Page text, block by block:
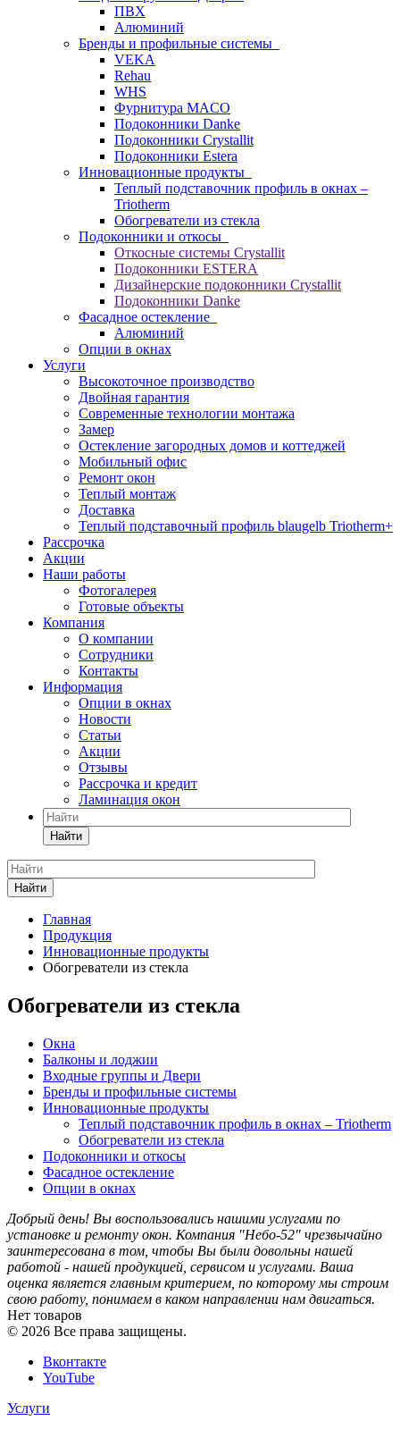
ПВХ
Алюминий
Бренды и профильные системы
VEKA
Rehau
WHS
Фурнитура MACO
Подоконники Danke
Подоконники Crystallit
Подоконники Estera
Инновационные продукты
Теплый подставочник профиль в окнах –
Triotherm
Обогреватели из стекла
Подоконники и откосы
Откосные системы Crystallit
Подоконники ESTERA
Дизайнерские подоконники Crystallit
Подоконники Danke
Фасадное остекление
Алюминий
Опции в окнах
Услуги
Высокоточное производство
Двойная гарантия
Современные технологии монтажа
Замер
Остекление загородных домов и коттеджей
Мобильный офис
Ремонт окон
Теплый монтаж
Доставка
Теплый подставочный профиль blaugelb Triotherm+
Рассрочка
Акции
Наши работы
Фотогалерея
Готовые объекты
Компания
О компании
Сотрудники
Контакты
Информация
Опции в окнах
Новости
Статьи
Акции
Отзывы
Рассрочка и кредит
Ламинация окон
Найти
Найти
Главная
Продукция
Инновационные продукты
Обогреватели из стекла
Обогреватели из стекла
Окна
Балконы и лоджии
Входные группы и Двери
Бренды и профильные системы
Инновационные продукты
Теплый подставочник профиль в окнах – Triotherm
Обогреватели из стекла
Подоконники и откосы
Фасадное остекление
Опции в окнах
Добрый день! Вы воспользовались нашими услугами по
установке и ремонту окон. Компания "Небо-52" чрезвычайно
заинтересована в том, чтобы Вы были довольны нашей
работой - нашей продукцией, сервисом и услугами. Ваша
оценка является главным критерием, по которому мы строим
свою работу, понимаем в каком направлении нам двигаться.
Нет товаров
© 2026 Все права защищены.
Вконтакте
YouTube
Услуги